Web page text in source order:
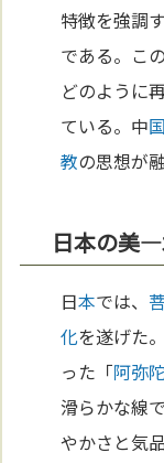
特徴を強調
である。こ
どのように
ている。中国
教の思想が
日本の美
日本では、
化を遂げた
った「阿弥
滑らかな線
やかさと気